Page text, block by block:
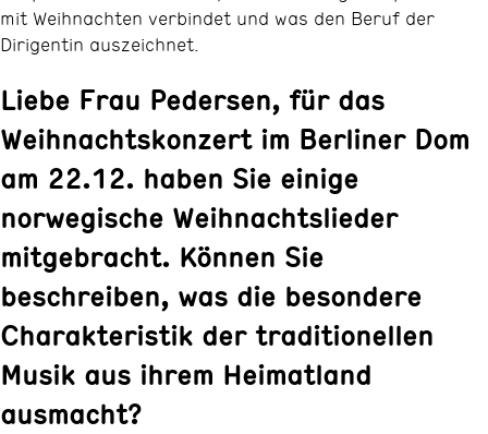
mit Weihnachten verbindet und was den Beruf der
Dirigentin auszeichnet.
Liebe Frau Pedersen, für das
Weihnachtskonzert im Berliner Dom
am 22.12. haben Sie einige
norwegische Weihnachtslieder
mitgebracht. Können Sie
beschreiben, was die besondere
Charakteristik der traditionellen
Musik aus ihrem Heimatland
ausmacht?